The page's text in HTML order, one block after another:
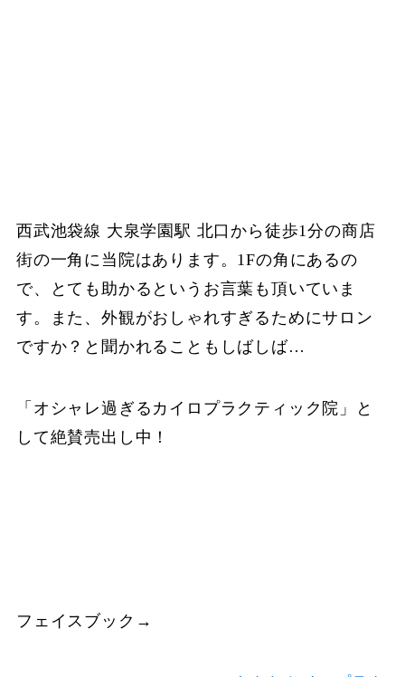
西武池袋線 大泉学園駅 北口から徒歩1分の商店
街の一角に当院はあります。1Fの角にあるの
で、とても助かるというお言葉も頂いていま
す。また、外観がおしゃれすぎるためにサロン
ですか？と聞かれることもしばしば…
「オシャレ過ぎるカイロプラクティック院」と
して絶賛売出し中！
フェイスブック→